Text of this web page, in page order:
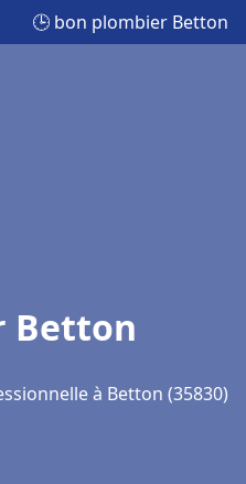
🕒 bon plombier Betton
Betton
à Betton (35830)